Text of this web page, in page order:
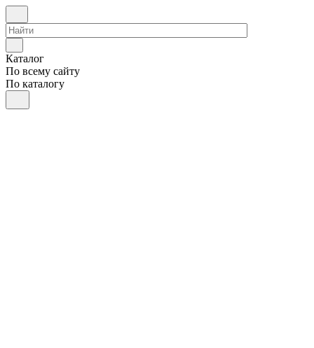
Каталог
По всему сайту
По каталогу